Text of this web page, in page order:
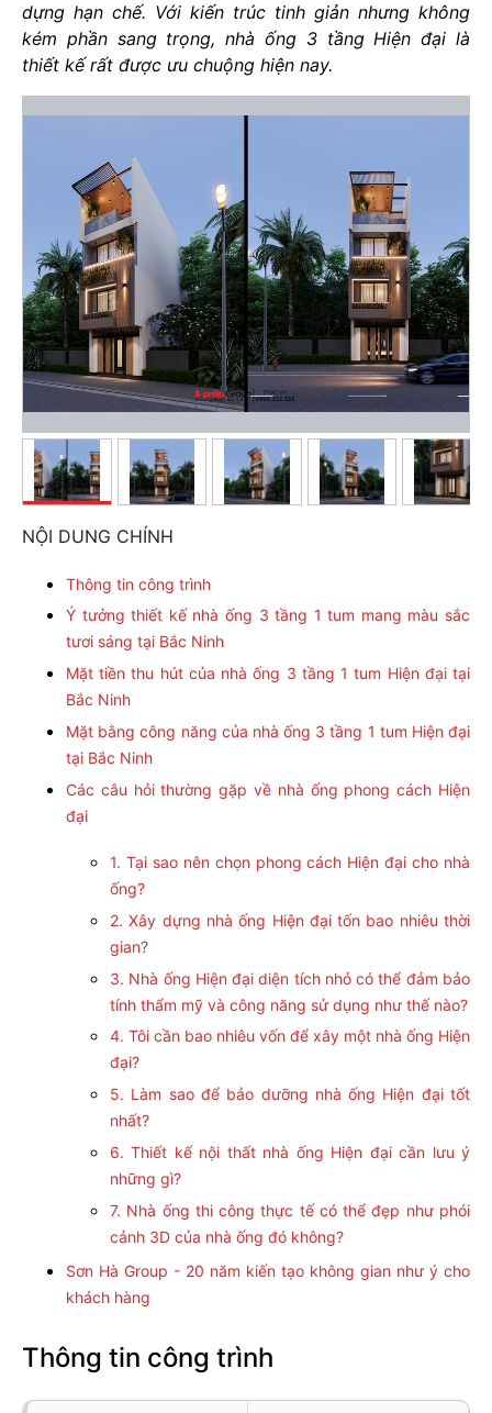
dựng hạn chế. Với kiến trúc tinh giản nhưng không
kém phần sang trọng, nhà ống 3 tầng Hiện đại là
thiết kế rất được ưu chuộng hiện nay.
NỘI DUNG CHÍNH
Thông tin công trình
Ý tưởng thiết kế nhà ống 3 tầng 1 tum mang màu sắc
tươi sáng tại Bắc Ninh
Mặt tiền thu hút của nhà ống 3 tầng 1 tum Hiện đại tại
Bắc Ninh
Mặt bằng công năng của nhà ống 3 tầng 1 tum Hiện đại
tại Bắc Ninh
Các câu hỏi thường gặp về nhà ống phong cách Hiện
đại
1. Tại sao nên chọn phong cách Hiện đại cho nhà
ống?
2. Xây dựng nhà ống Hiện đại tốn bao nhiêu thời
gian?
3. Nhà ống Hiện đại diện tích nhỏ có thể đảm bảo
tính thẩm mỹ và công năng sử dụng như thế nào?
4. Tôi cần bao nhiêu vốn để xây một nhà ống Hiện
đại?
5. Làm sao để bảo dưỡng nhà ống Hiện đại tốt
nhất?
6. Thiết kế nội thất nhà ống Hiện đại cần lưu ý
những gì?
7. Nhà ống thi công thực tế có thể đẹp như phói
cảnh 3D của nhà ống đó không?
Sơn Hà Group - 20 năm kiến tạo không gian như ý cho
khách hàng
Thông tin công trình